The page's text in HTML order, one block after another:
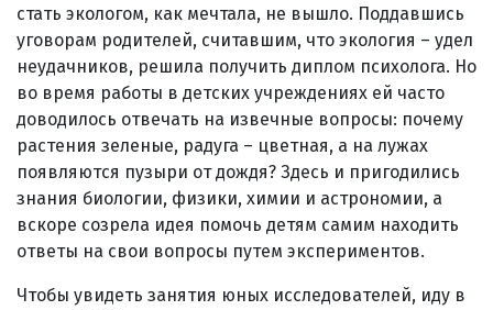
стать экологом, как мечтала, не вышло. Поддавшись
уговорам родителей, считавшим, что экология – удел
неудачников, решила получить диплом психолога. Но
во время работы в детских учреждениях ей часто
доводилось отвечать на извечные вопросы: почему
растения зеленые, радуга – цветная, а на лужах
появляются пузыри от дождя? Здесь и пригодились
знания биологии, физики, химии и астрономии, а
вскоре созрела идея помочь детям самим находить
ответы на свои вопросы путем экспериментов.
Чтобы увидеть занятия юных исследователей, иду в